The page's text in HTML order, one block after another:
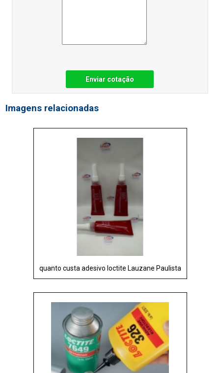
Enviar cotação
Imagens relacionadas
quanto custa adesivo loctite Lauzane Paulista